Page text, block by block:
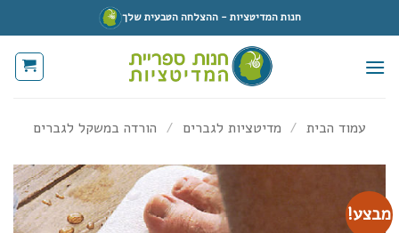
to
חנות המדיטציות - ההצלחה הטבעית שלך
עמוד הבית / מדיטציות לגברים / הורדה במשקל לגברים
מבצע!